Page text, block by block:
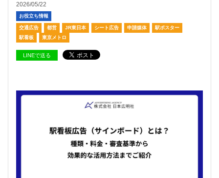
2026/05/22
お役立ち情報
交通広告 都営 JR東日本 シート広告 申請媒体
駅ポスター
駅看板
東京メトロ
LINEで送る